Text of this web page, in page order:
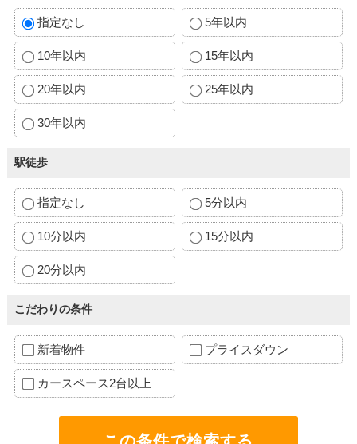
指定なし 5年以内
10年以内 15年以内
20年以内 25年以内
30年以内
駅徒歩
指定なし 5分以内
10分以内 15分以内
20分以内
こだわりの条件
新着物件 プライスダウン
カースペース2台以上